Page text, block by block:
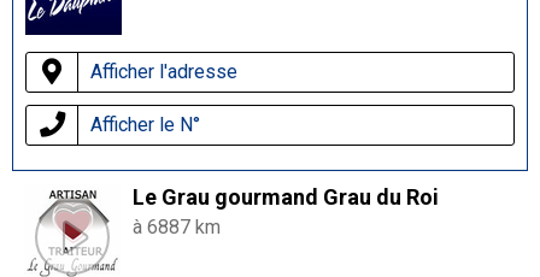
Afficher l'adresse
Afficher le N°
Le Grau gourmand Grau du Roi
à 6887 km